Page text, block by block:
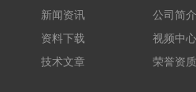
新闻资讯
资料下载
技术文章
公司简介
视频中心
荣誉资质